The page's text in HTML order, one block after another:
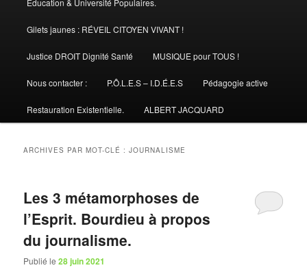
Gilets jaunes : RÉVEIL CITOYEN VIVANT !
Justice DROIT Dignité Santé MUSIQUE pour TOUS !
Nous contacter : P.Ô.L.E.S – I.D.É.E.S Pédagogie active
Restauration Existentielle. ALBERT JACQUARD
ARCHIVES PAR MOT-CLÉ :JOURNALISME
Les 3 métamorphoses de
l’Esprit. Bourdieu à propos
du journalisme.
Publié le28 juin 2021